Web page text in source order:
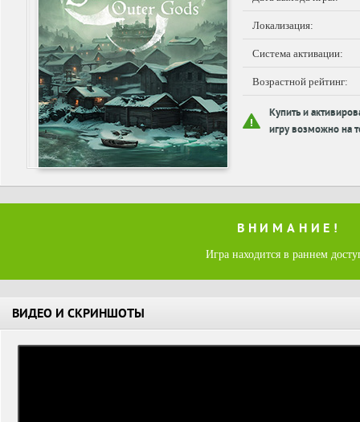
Локализация:
Система активации:
Возрастной рейтинг:
Купить и
игру возможно на
ВНИМАНИЕ!
Игра находится в раннем
ВИДЕО И СКРИНШОТЫ